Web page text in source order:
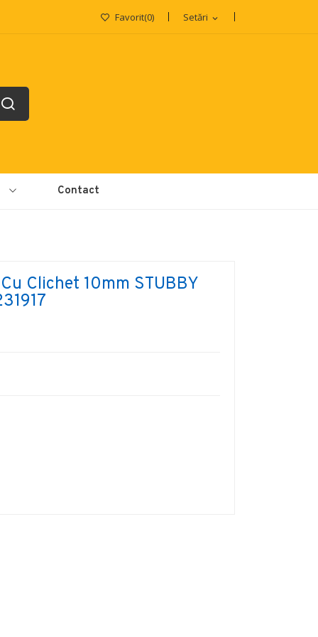
Setări expand_more
Favorit(0)
Contact
Clichet 10mm STUBBY